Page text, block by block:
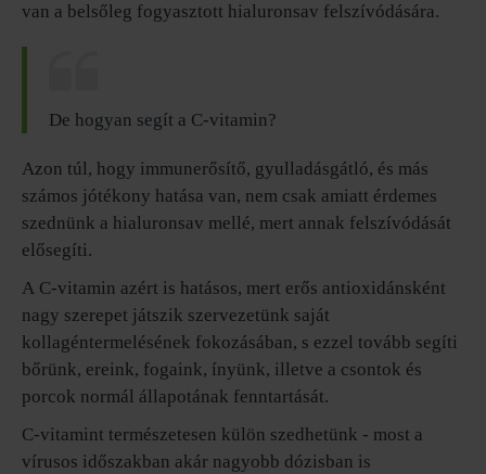
van a belsőleg fogyasztott hialuronsav felszívódására.
De hogyan segít a C-vitamin?
Azon túl, hogy immunerősítő, gyulladásgátló, és más
számos jótékony hatása van, nem csak amiatt érdemes
szednünk a hialuronsav mellé, mert annak felszívódását
elősegíti.
A C-vitamin azért is hatásos, mert erős antioxidánsként
nagy szerepet játszik szervezetünk saját
kollagéntermelésének fokozásában, s ezzel tovább segíti
bőrünk, ereink, fogaink, ínyünk, illetve a csontok és
porcok normál állapotának fenntartását.
C-vitamint természetesen külön szedhetünk - most a
vírusos időszakban akár nagyobb dózisban is